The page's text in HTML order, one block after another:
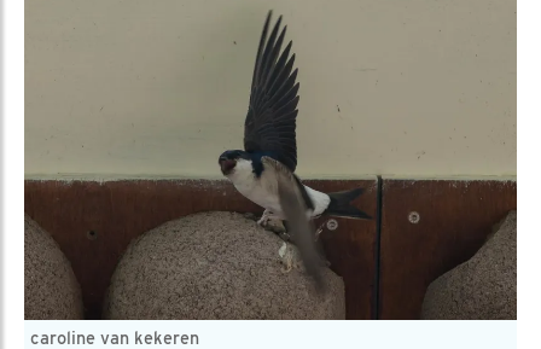
caroline van kekeren